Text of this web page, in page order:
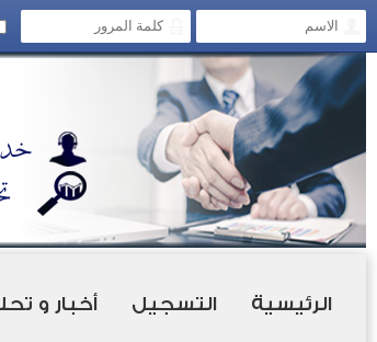
الرئيسية التسجيل أخبار و